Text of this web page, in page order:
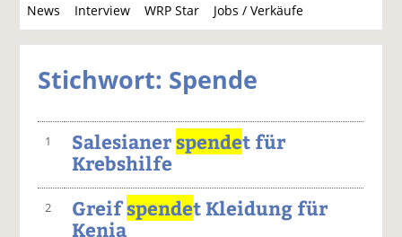
News Interview WRP Star Jobs / Verkäufe
u
c
Stichwort: Spende
1 Salesianerspendet für
Krebshilfe
2 Greifspendet Kleidung für
Kenia